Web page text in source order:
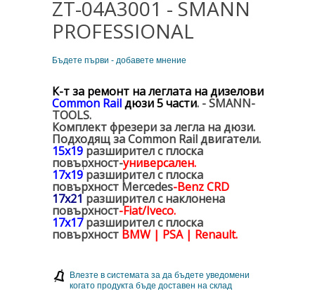
ZT-04A3001 - SMANN
PROFESSIONAL
Бъдете първи - добавете мнение
К-т за ремонт на леглата на дизелови
Common Railдюзи 5 части. - SMANN-
TOOLS.
Комплект фрезери за легла на дюзи.
Подходящ за Common Rail двигатели.
15x19разширител с плоска
повърхност-универсален.
17x19 разширител с плоска
повърхност Mercedes-Benz CRD
17x21разширител с наклонена
повърхност-Fiat/Iveco.
17x17разширител с плоска
повърхностBMW | PSA | Renault.
Влезте в системата за да бъдете уведомени
когато продукта бъде доставен на склад